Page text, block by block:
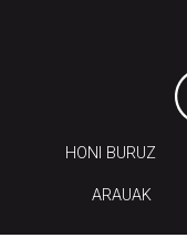
HONI BURUZ
ARAUAK